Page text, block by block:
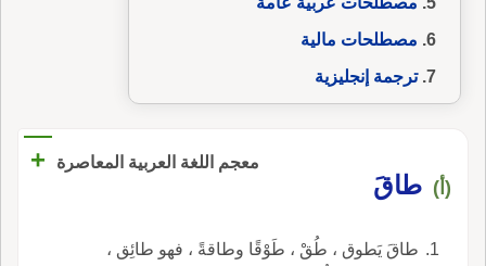
مصطلحات مالية
ترجمة إنجليزية
معجم اللغة العربية المعاصرة +
(أ) طاقَ
طاقَ يَطوق ، طُقْ ، طَوْقًا وطاقةً ، فهو طائِق ،